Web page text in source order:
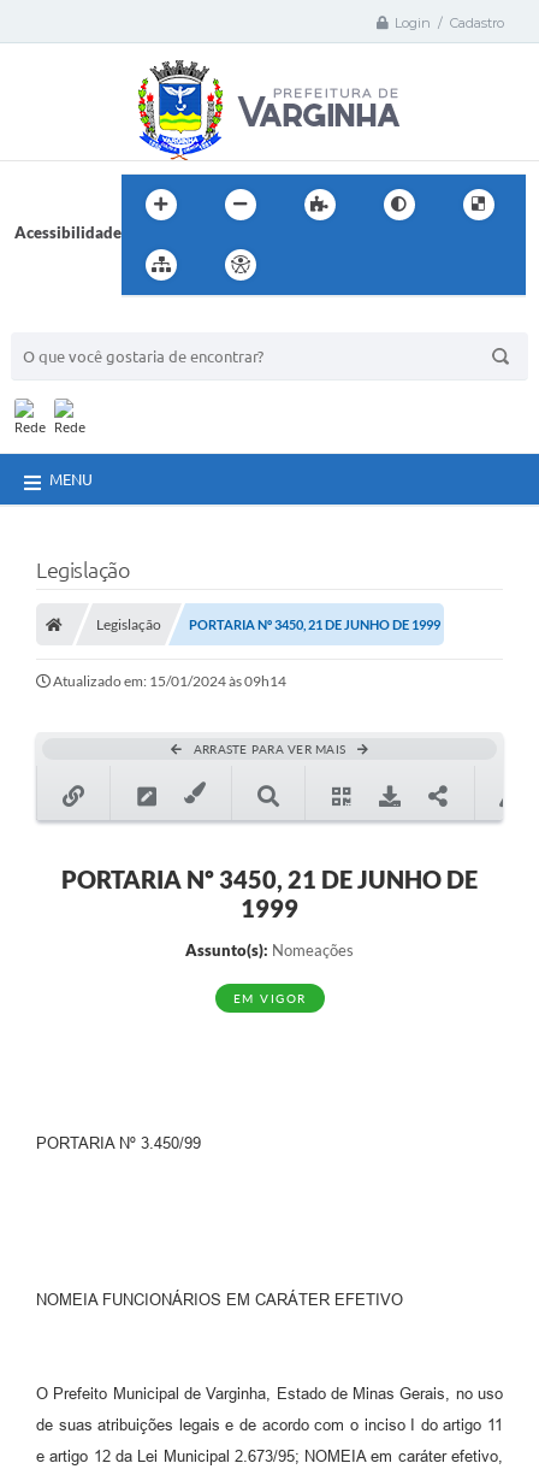
Login / Cadastro
Acessibilidade
MENU
Legislação
Legislação PORTARIA Nº 3450, 21 DE JUNHO DE 1999
Atualizado em: 15/01/2024 às 09h14
ARRASTE PARA VER MAIS
PORTARIA Nº 3450, 21 DE JUNHO DE
1999
Assunto(s): Nomeações
EM VIGOR
PORTARIA Nº 3.450/99
NOMEIA FUNCIONÁRIOS EM CARÁTER EFETIVO
O Prefeito Municipal de Varginha, Estado de Minas Gerais, no uso
de suas atribuições legais e de acordo com o inciso I do artigo 11
e artigo 12 da Lei Municipal 2.673/95; NOMEIA em caráter efetivo,